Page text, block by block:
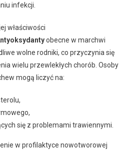
infekcji.
właściwości
obecne w marchwi
wolne rodniki, co przyczynia się
wielu przewlekłych chorób. Osoby
mogą liczyć na:
się z problemami trawiennymi.
w profilaktyce nowotworowej